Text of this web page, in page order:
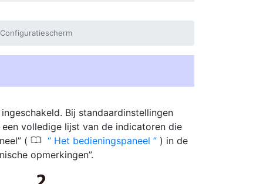
Bij standaardinstellingen
volledige lijst van de indicatoren die
( 0 Het bedieningspaneel
) in de
opmerkingen”.